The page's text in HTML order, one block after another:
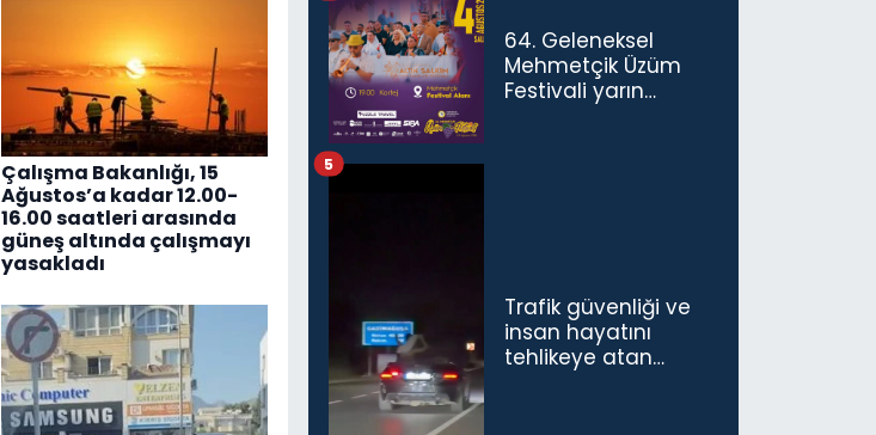
Çalışma Bakanlığı, 15
Ağustos’a kadar 12.00-
16.00 saatleri arasında
güneş altında çalışmayı
yasakladı
64. Geleneksel
Mehmetçik Üzüm
Festivali yarın
Trafik güvenliği ve
insan hayatını
tehlikeye atan
5